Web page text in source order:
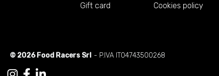
Gift card
Cookies policy
© 2026 Food Racers Srl - P.IVA IT04743500268